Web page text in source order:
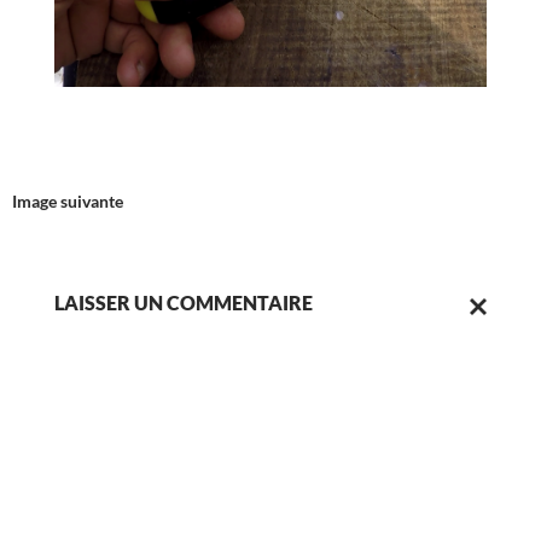
Image suivante
LAISSER UN COMMENTAIRE